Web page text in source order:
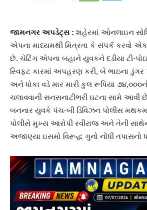
જામનગર અપડેટ્સ : શહેરમાં ઓનલાઇન
એપના માધ્યમથી મિત્રતા કે સંપર્ક કરવો
છે. ચેટિંગ એપના બહાને યુવકને દડીયા ટી-
સ્વિફ્ટ કારમાં અપહરણ કરી, બે ભાઇના
અને ધોકા વડે માર મારી કુલ રૂપિયા
ચલાવવાની સનસનાટીભરી ઘટના સામે
બનનાર યુવકે પંચ-બી ડિવિઝન પોલીસ મથકમાં
પોલીસે મુખ્ય આરોપી રવીરાજ અને તેની
અજાણ્યા ઇસમો વિરૂદ્ધ ગુનો નોંધી તપાસનો